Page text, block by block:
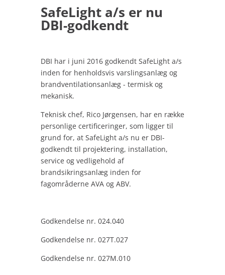
SafeLight a/s er nu
DBI-godkendt
DBI har i juni 2016 godkendt SafeLight a/s
inden for henholdsvis varslingsanlæg og
brandventilationsanlæg - termisk og
mekanisk.
Teknisk chef, Rico Jørgensen, har en række
personlige certificeringer, som ligger til
grund for, at SafeLight a/s nu er DBI-
godkendt til projektering, installation,
service og vedligehold af
brandsikringsanlæg inden for
fagområderne AVA og ABV.
Godkendelse nr. 024.040
Godkendelse nr. 027T.027
Godkendelse nr. 027M.010